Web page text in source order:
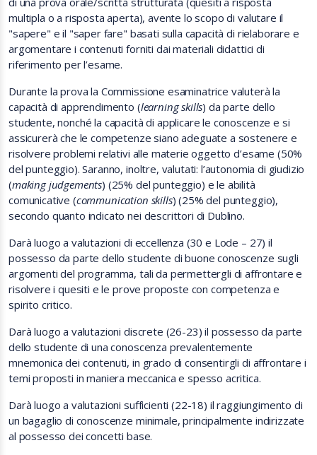
multipla o a risposta aperta), avente lo scopo di valutare il
"sapere" e il "saper fare" basati sulla capacità di rielaborare e
argomentare i contenuti forniti dai materiali didattici di
riferimento per l’esame.
Durante la prova la Commissione esaminatrice valuterà la
capacità di apprendimento (learning skills) da parte dello
studente, nonché la capacità di applicare le conoscenze e si
assicurerà che le competenze siano adeguate a sostenere e
risolvere problemi relativi alle materie oggetto d’esame (50%
del punteggio). Saranno, inoltre, valutati: l’autonomia di giudizio
(making judgements) (25% del punteggio) e le abilità
comunicative (communication skills) (25% del punteggio),
secondo quanto indicato nei descrittori di Dublino.
Darà luogo a valutazioni di eccellenza (30 e Lode – 27) il
possesso da parte dello studente di buone conoscenze sugli
argomenti del programma, tali da permettergli di affrontare e
risolvere i quesiti e le prove proposte con competenza e
spirito critico.
Darà luogo a valutazioni discrete (26-23) il possesso da parte
dello studente di una conoscenza prevalentemente
mnemonica dei contenuti, in grado di consentirgli di affrontare i
temi proposti in maniera meccanica e spesso acritica.
Darà luogo a valutazioni sufficienti (22-18) il raggiungimento di
un bagaglio di conoscenze minimale, principalmente indirizzate
al possesso dei concetti base.